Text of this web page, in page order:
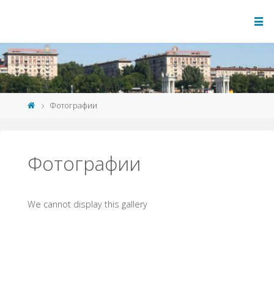
Фотографии
Фотографии
We cannot display this gallery